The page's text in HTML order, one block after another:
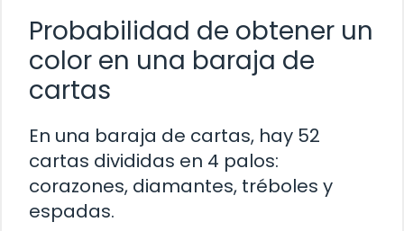
Probabilidad de obtener un
color en una baraja de
cartas
En una baraja de cartas, hay 52
cartas divididas en 4 palos:
corazones, diamantes, tréboles y
espadas.